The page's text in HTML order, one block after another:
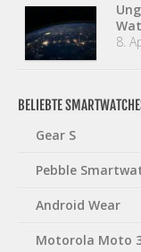
8.
BELIEBTE
Gear S
Pebble
Android Wear
Motorola Moto